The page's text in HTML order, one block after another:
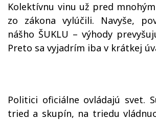
Kolektívnu vinu už pred
zo zákona vylúčili. Navyše,
nášho ŠUKLU – výhody
Preto sa vyjadrím iba v krátkej
Politici oficiálne ovládajú svet.
tried a skupín, na triedu